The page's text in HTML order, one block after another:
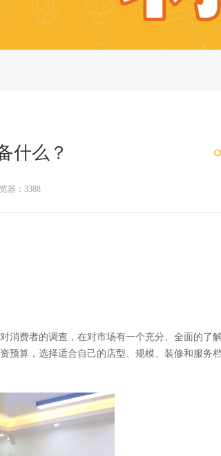
什么？
器：3388
费者的调查，在对市场有一个充分、全面的了
预算，选择适合自己的店型、规模、装修和服务